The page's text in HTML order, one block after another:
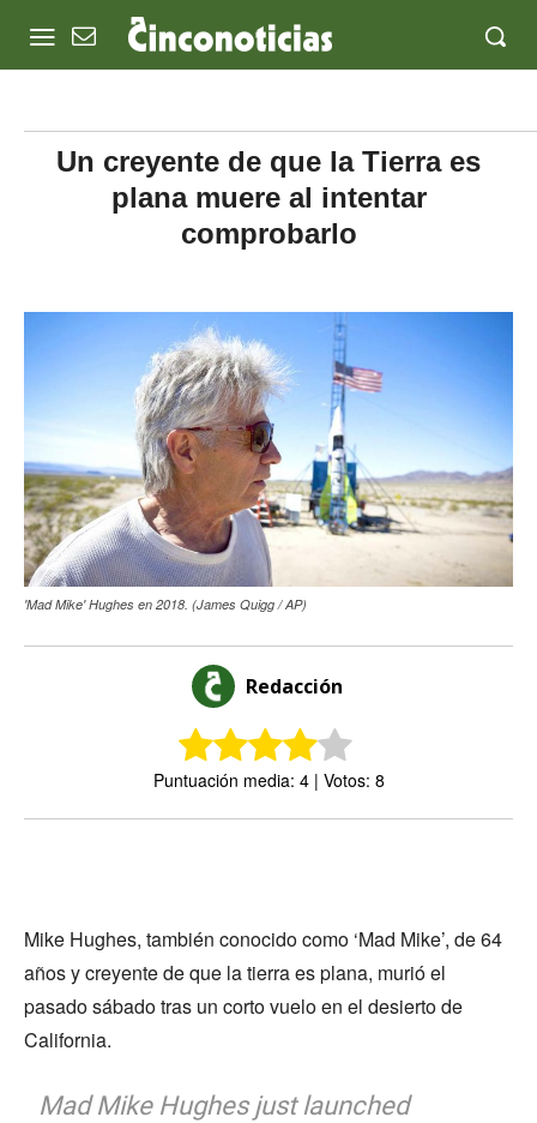
Un creyente de que la Tierra es
plana muere al intentar
comprobarlo
'Mad Mike' Hughes en 2018. (James Quigg / AP)
Redacción
Puntuación media: 4 | Votos: 8
Mike Hughes, también conocido como ‘Mad Mike’, de 64
años y creyente de que la tierra es plana, murió el
pasado sábado tras un corto vuelo en el desierto de
California.
Mad Mike Hughes just launched